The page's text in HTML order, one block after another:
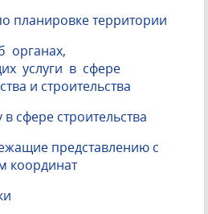
планировке территории
органах,
услуги в сфере
и строительства
в сфере строительства
представлению с
координат